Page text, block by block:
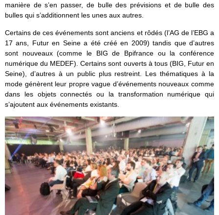
manière de s’en passer, de bulle des prévisions et de bulle des
bulles qui s’additionnent les unes aux autres.
Certains de ces événements sont anciens et rôdés (l’AG de l’EBG a
17 ans, Futur en Seine a été créé en 2009) tandis que d’autres
sont nouveaux (comme le BIG de Bpifrance ou la conférence
numérique du MEDEF). Certains sont ouverts à tous (BIG, Futur en
Seine), d’autres à un public plus restreint. Les thématiques à la
mode génèrent leur propre vague d’événements nouveaux comme
dans les objets connectés ou la transformation numérique qui
s’ajoutent aux événements existants.